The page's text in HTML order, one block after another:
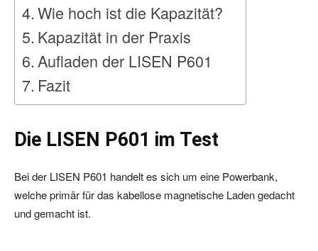
Wie hoch ist die Kapazität?
Kapazität in der Praxis
Aufladen der LISEN P601
Fazit
Die LISEN P601 im Test
Bei der LISEN P601 handelt es sich um eine Powerbank,
welche primär für das kabellose magnetische Laden gedacht
und gemacht ist.